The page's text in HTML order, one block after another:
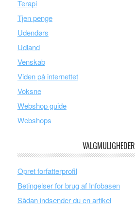
Terapi
Tjen penge
Udendørs
Udland
Venskab
Viden på internettet
Voksne
Webshop guide
Webshops
VALGMULIGHEDER
Opret forfatterprofil
Betingelser for brug af Infobasen
Sådan indsender du en artikel